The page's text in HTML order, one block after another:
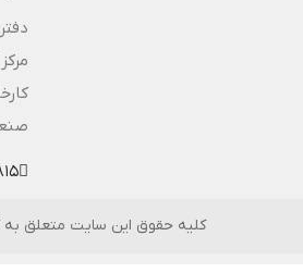
کلیه حقوق این سایت متعلق به